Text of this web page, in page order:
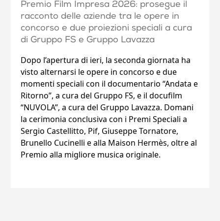
Premio Film Impresa 2026: prosegue il
racconto delle aziende tra le opere in
concorso e due proiezioni speciali a cura
di Gruppo FS e Gruppo Lavazza
Dopo l’apertura di ieri, la seconda giornata ha
visto alternarsi le opere in concorso e due
momenti speciali con il documentario “Andata e
Ritorno”, a cura del Gruppo FS, e il docufilm
“NUVOLA”, a cura del Gruppo Lavazza. Domani
la cerimonia conclusiva con i Premi Speciali a
Sergio Castellitto, Pif, Giuseppe Tornatore,
Brunello Cucinelli e alla Maison Hermès, oltre al
Premio alla migliore musica originale.